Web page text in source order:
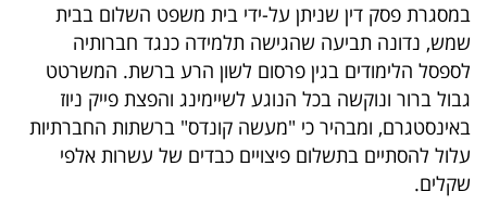
עסקי
ספורט
קריירה
ולימודים
מינויים
במסגרת פסק דין שניתן על-ידי בית משפט השלום בבית
שמש, נדונה תביעה שהגישה תלמידה כנגד חברותיה
לספסל הלימודים בגין פרסום לשון הרע ברשת. המשרטט
גבול ברור ונוקשה בכל הנוגע לשיימינג והפצת פייק ניוז
באינסטגרם, ומבהיר כי "מעשה קונדס" ברשתות החברתיות
עלול להסתיים בתשלום פיצויים כבדים של עשרות אלפי
שקלים.